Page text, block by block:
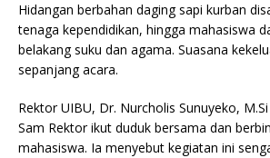
Hidangan berbahan daging sapi kurban
tenaga kependidikan, hingga mahasiswa
belakang suku dan agama. Suasana
sepanjang acara.
Rektor UIBU, Dr. Nurcholis Sunuyeko,
Sam Rektor ikut duduk bersama dan
mahasiswa. Ia menyebut kegiatan ini